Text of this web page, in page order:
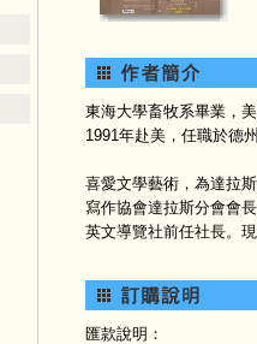
東海大學畜牧系畢業，
1991年赴美，任職於德
喜愛文學藝術，為達拉
寫作協會達拉斯分會會
英文導覽社前任社長。
匯款說明：